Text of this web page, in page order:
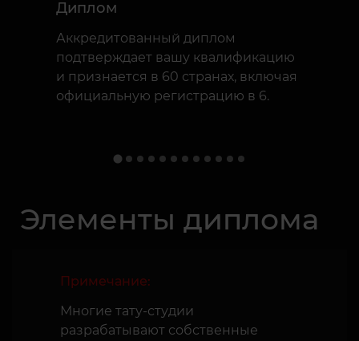
Диплом
Аккредитованный диплом
подтверждает вашу квалификацию
и признается в 60 странах, включая
официальную регистрацию в 6.
Элементы диплома
Примечание:
Многие тату-студии
разрабатывают собственные